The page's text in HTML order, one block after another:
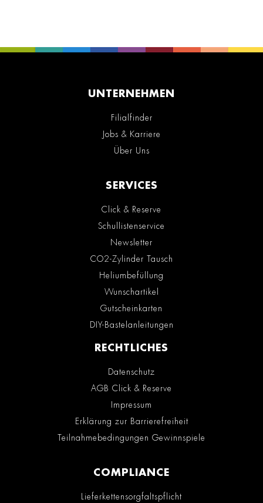
UNTERNEHMEN
Filialfinder
Jobs & Karriere
Über Uns
SERVICES
Click & Reserve
Schullistenservice
Newsletter
CO2-Zylinder Tausch
Heliumbefüllung
Wunschartikel
Gutscheinkarten
DIY-Bastelanleitungen
RECHTLICHES
Datenschutz
AGB Click & Reserve
Impressum
Erklärung zur Barrierefreiheit
Teilnahmebedingungen Gewinnspiele
COMPLIANCE
Lieferkettensorgfaltspflicht